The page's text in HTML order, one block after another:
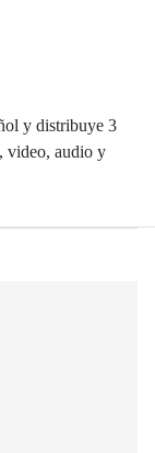
y distribuye 3
video, audio y